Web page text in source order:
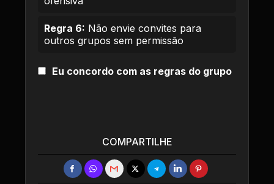
Regra 6: Não envie convites para
outros grupos sem permissão
Eu concordo com as regras do grupo
COMPARTILHE